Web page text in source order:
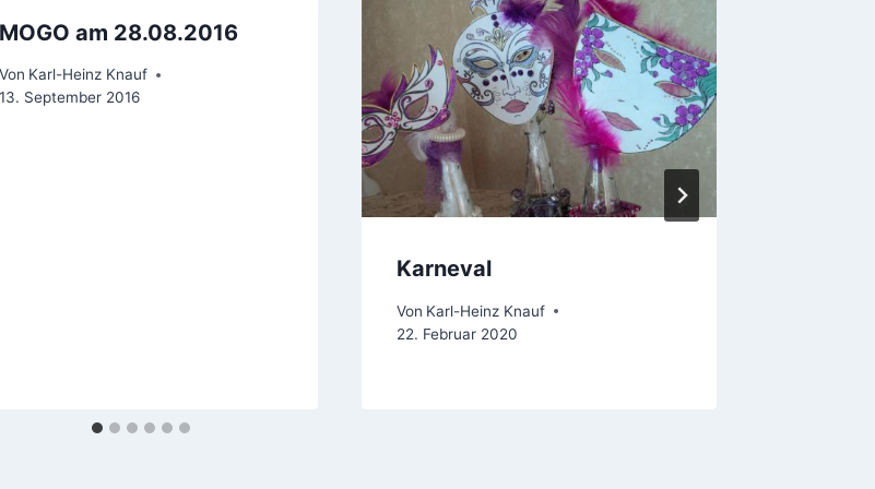
MOGO am 28.08.2016
Von Karl-Heinz Knauf
13. September 2016
Karneval
Von Karl-Heinz Knauf
22. Februar 2020